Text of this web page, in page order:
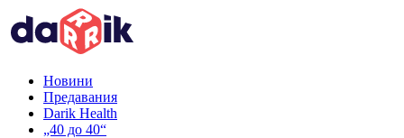
Новини
Предавания
Darik Health
„40 до 40“